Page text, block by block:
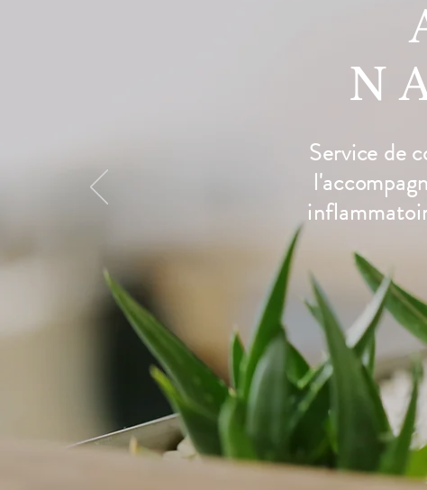
Service de